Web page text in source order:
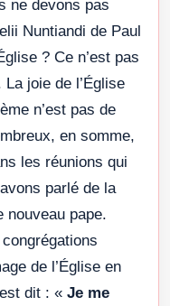
ne devons pas
Nuntiandi de Paul
? Ce n’est pas
La joie de l’Église
n’est pas de
en somme,
les réunions qui
parlé de la
nouveau pape.
de l’Église en
dit : « Je me